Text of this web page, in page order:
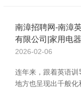
南漳招聘网-南漳
有限公司|家用电
2026-02-06
连年来，跟着英语
地方也呈现出千般